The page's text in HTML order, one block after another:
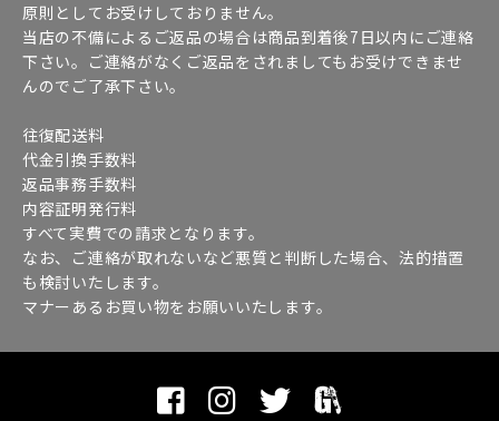
原則としてお受けしておりません。
当店の不備によるご返品の場合は商品到着後7日以内にご連絡
下さい。ご連絡がなくご返品をされましてもお受けできませ
んのでご了承下さい。
往復配送料
代金引換手数料
返品事務手数料
内容証明発行料
すべて実費での請求となります。
なお、ご連絡が取れないなど悪質と判断した場合、法的措置
も検討いたします。
マナーあるお買い物をお願いいたします。